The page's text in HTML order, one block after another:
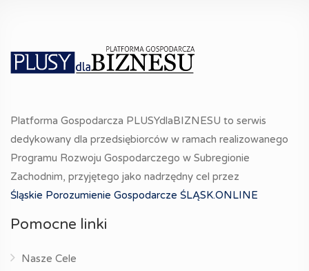
Platforma Gospodarcza PLUSYdlaBIZNESU to serwis
dedykowany dla przedsiębiorców w ramach realizowanego
Programu Rozwoju Gospodarczego w Subregionie
Zachodnim, przyjętego jako nadrzędny cel przez
Śląskie Porozumienie Gospodarcze ŚLĄSK.ONLINE
Pomocne linki
Nasze Cele